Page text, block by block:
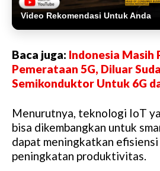
Video Rekomendasi Untuk Anda
Baca juga: Indonesia Masih
Pemerataan 5G, Diluar
Semikonduktor Untuk 6G
Menurutnya, teknologi IoT
bisa dikembangkan untuk
dapat meningkatkan
peningkatan produktivitas.